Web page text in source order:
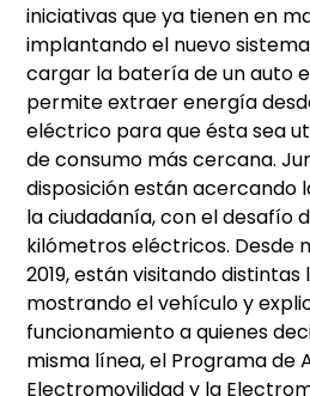
iniciativas que ya tienen en
implantando el nuevo
cargar la batería de un auto
permite extraer energía
eléctrico para que ésta sea
de consumo más cercana.
disposición están acercando
la ciudadanía, con el desafío
kilómetros eléctricos. Desde
2019, están visitando distintas
mostrando el vehículo y
funcionamiento a quienes
misma línea, el Programa de
Electromovilidad y la